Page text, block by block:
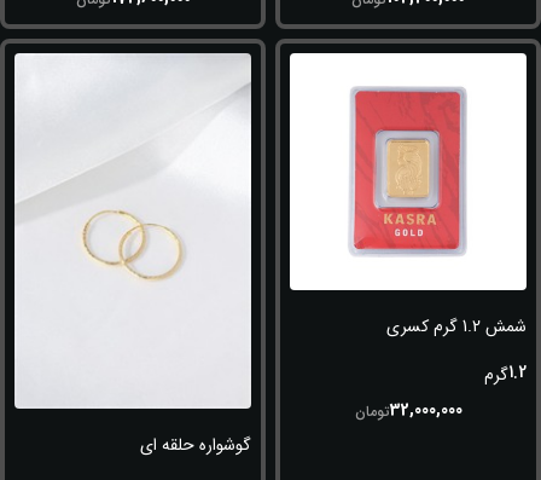
شمش 1.2 گرم کسری
1.2گرم
32,000,000تومان
گوشواره حلقه ای